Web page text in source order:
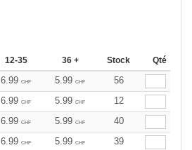
12-35 36 + Stock Qté
6.99 CHF 5.99 CHF
56
6.99 CHF 5.99 CHF
12
6.99 CHF 5.99 CHF
40
6.99 CHF 5.99 CHF
39